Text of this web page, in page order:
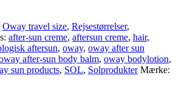
Oway travel size, Rejsestørrelser,
after-sun creme, aftersun creme, hair,
aftersun, oway, oway after sun
after-sun body balm, oway bodylotion,
sun products, SOL, Solprodukter Mærke: